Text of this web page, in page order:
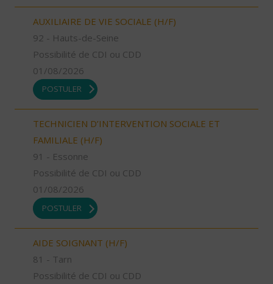
AUXILIAIRE DE VIE SOCIALE (H/F)
92 - Hauts-de-Seine
Possibilité de CDI ou CDD
01/08/2026
POSTULER
TECHNICIEN D’INTERVENTION SOCIALE ET
FAMILIALE (H/F)
91 - Essonne
Possibilité de CDI ou CDD
01/08/2026
POSTULER
AIDE SOIGNANT (H/F)
81 - Tarn
Possibilité de CDI ou CDD